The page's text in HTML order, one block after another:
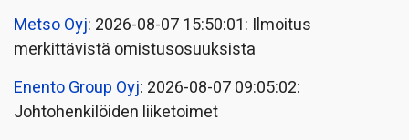
Metso Oyj: 2026-08-07 15:50:01: Ilmoitus
merkittävistä omistusosuuksista
Enento Group Oyj: 2026-08-07 09:05:02:
Johtohenkilöiden liiketoimet